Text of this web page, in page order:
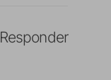
Responder